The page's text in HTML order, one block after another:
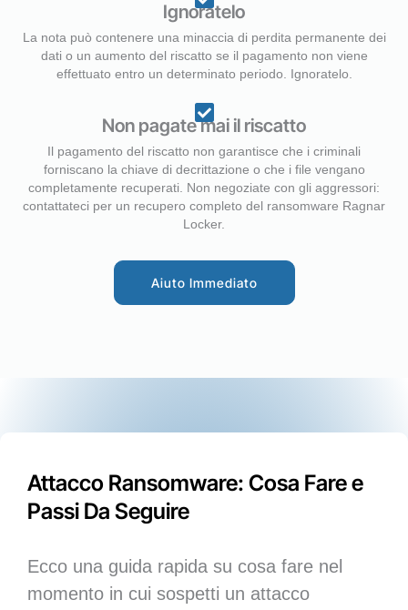
Ignoratelo
La nota può contenere una minaccia di perdita permanente dei
dati o un aumento del riscatto se il pagamento non viene
effettuato entro un determinato periodo. Ignoratelo.
Non pagate mai il riscatto
Il pagamento del riscatto non garantisce che i criminali
forniscano la chiave di decrittazione o che i file vengano
completamente recuperati. Non negoziate con gli aggressori:
contattateci per un recupero completo del ransomware Ragnar
Locker.
Aiuto Immediato
Attacco Ransomware: Cosa Fare e
Passi Da Seguire
Ecco una guida rapida su cosa fare nel
momento in cui sospetti un attacco